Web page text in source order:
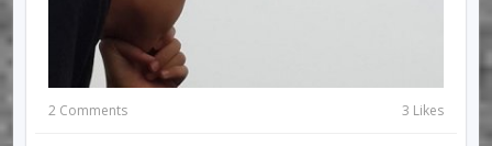
2 Comments 3 Likes